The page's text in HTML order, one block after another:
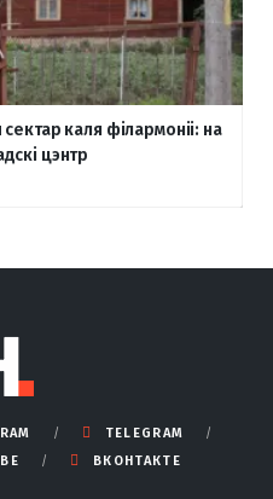
каля філармоніі: на
цэнтр
TELEGRAM
ВКОНТАКТЕ